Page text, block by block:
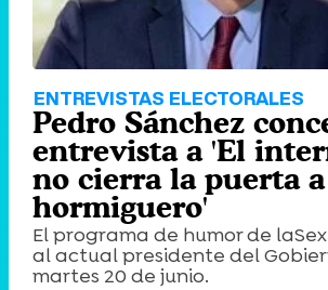
ENTREVISTAS ELECTORALES
Pedro Sánchez
entrevista a 'El
no cierra la puerta
hormiguero'
El programa de humor de
al actual presidente del
martes 20 de junio.